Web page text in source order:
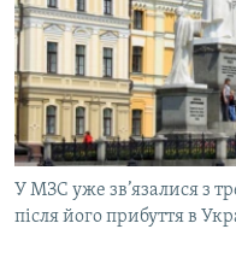
ФОТО
СПЕЦПРОЄКТИ
ПОДКАСТИ
КРИМ РЕАЛІЇ
РУС
У МЗС уже зв’язалися з
після його прибуття в